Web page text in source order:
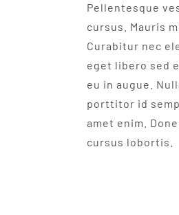
Pellentesque
cursus. Mauris
Curabitur nec
eget libero sed
eu in augue.
porttitor id
amet enim.
cursus lobortis.